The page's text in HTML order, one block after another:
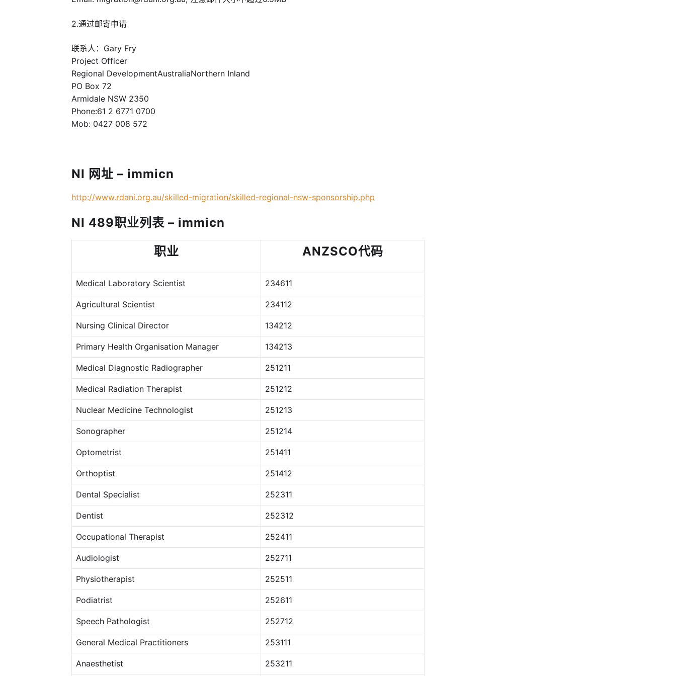
2.通过邮寄申请
联系人：Gary Fry
Project Officer
Regional DevelopmentAustraliaNorthern Inland
PO Box 72
Armidale NSW 2350
Phone:61 2 6771 0700
Mob: 0427 008 572
NI 网址 – immicn
http://www.rdani.org.au/skilled-migration/skilled-regional-nsw-sponsorship.php
NI 489职业列表 – immicn
职业
ANZSCO代码
Medical Laboratory Scientist 234611
Agricultural Scientist 234112
Nursing Clinical Director 134212
Primary Health Organisation Manager 134213
Medical Diagnostic Radiographer 251211
Medical Radiation Therapist 251212
Nuclear Medicine Technologist 251213
Sonographer 251214
Optometrist 251411
Orthoptist 251412
Dental Specialist 252311
Dentist 252312
Occupational Therapist 252411
Audiologist 252711
Physiotherapist 252511
Podiatrist 252611
Speech Pathologist 252712
General Medical Practitioners 253111
Anaesthetist 253211